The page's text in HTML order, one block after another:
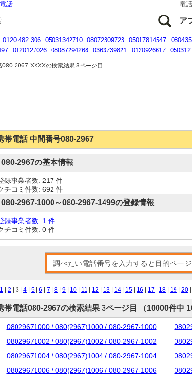
電話 電
ア
0120 482 306 05031342710 08072309723 05017814547
0120127026 08087294268 0363739821 0120926617
080-2967-XXXXの検索結果 3ページ目
帯電話 中間番号080-2967
080-2967の基本情報
録事業者数: 217 件
チコミ件数: 692 件
080-2967-1000～080-2967-1499の登録情報
録事業者数: 1 件
チコミ件数: 0 件
1 2 | 3 | 4 5 6 7 8 9 10 11 12 13 14 15 16 17 18 19 20
帯電話080-2967の検索結果 3ページ目 （10000件中
08029671000 / 080(2967)1000 / 080-2967-1000
08029671002 / 080(2967)1002 / 080-2967-1002
08029671004 / 080(2967)1004 / 080-2967-1004
08029671006 / 080(2967)1006 / 080-2967-1006